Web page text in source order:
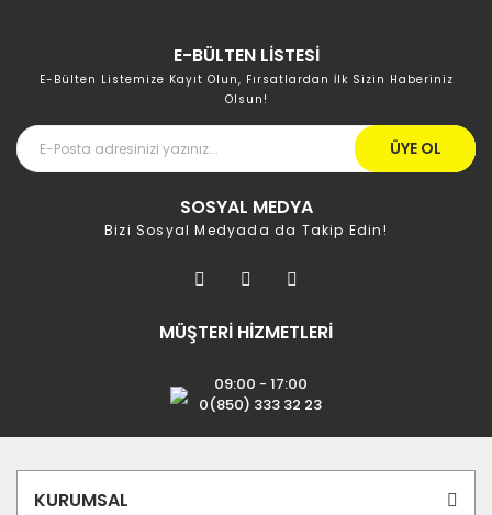
E-BÜLTEN LİSTESİ
E-Bülten Listemize Kayıt Olun, Fırsatlardan İlk Sizin Haberiniz
Olsun!
ÜYE OL
SOSYAL MEDYA
Bizi Sosyal Medyada da Takip Edin!
MÜŞTERİ HİZMETLERİ
09:00 - 17:00
0(850) 333 32 23
KURUMSAL